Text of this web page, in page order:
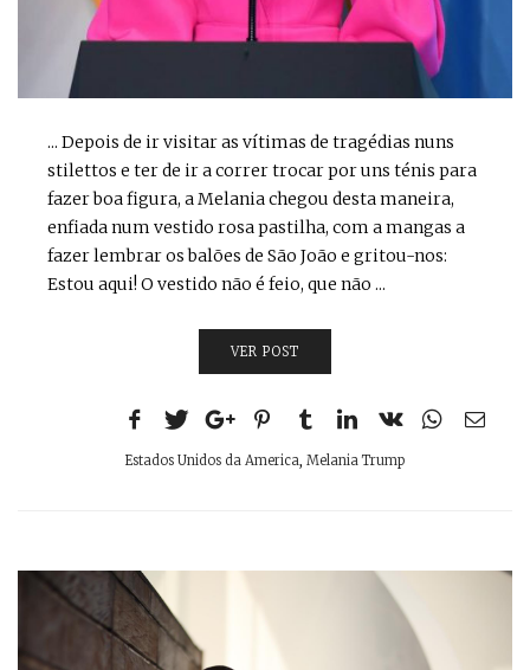
... Depois de ir visitar as vítimas de tragédias nuns
stilettos e ter de ir a correr trocar por uns ténis para
fazer boa figura, a Melania chegou desta maneira,
enfiada num vestido rosa pastilha, com a mangas a
fazer lembrar os balões de São João e gritou-nos:
Estou aqui! O vestido não é feio, que não ...
VER POST
Estados Unidos da America, Melania Trump